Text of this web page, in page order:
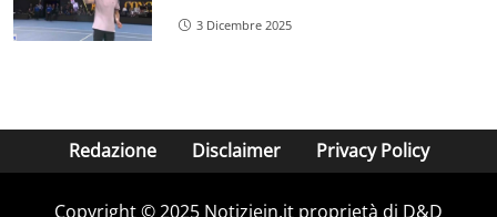
3 Dicembre 2025
Redazione Disclaimer Privacy Policy
Copyright © 2025 Notiziein.it proprietà di D&D